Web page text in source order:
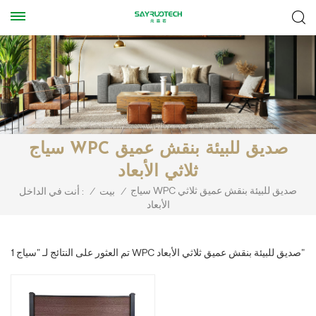
سياج WPC صديق للبيئة بنقش عميق
ثلاثي الأبعاد
أنت في الداخل : / بيت / سياج WPC صديق للبيئة بنقش عميق ثلاثي
الأبعاد
1 تم العثور على النتائج لـ "سياج WPC صديق للبيئة بنقش عميق ثلاثي الأبعاد"